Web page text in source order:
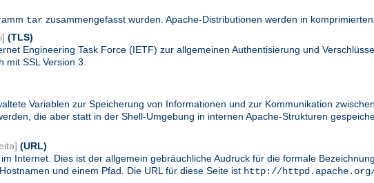
tar zusammengefasst wurden. Apache-Distributionen werden in
(TLS)
Engineering Task Force (IETF) zur allgemeinen Authentisierung und
SSL Version 3.
Variablen zur Speicherung von Informationen und zur Kommunikation
die aber statt in der Shell-Umgebung in internen Apache-Strukturen
(URL)
Internet. Dies ist der allgemein gebräuchliche Audruck für die formale Bezeichnung
Hostnamen und einem Pfad. Die URL für diese Seite ist http://